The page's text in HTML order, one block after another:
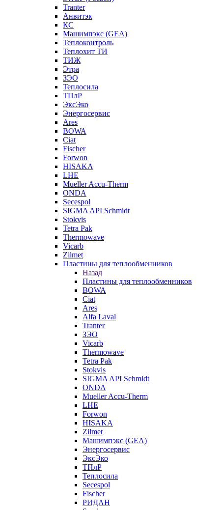
Tranter
Анвитэк
КС
Машимпэкс (GEA)
Теплоконтроль
Теплохит ТИ
ТИЖ
Этра
ЗЭО
Теплосила
ТПлР
ЭксЭко
Энергосервис
Ares
BOWA
Ciat
Fischer
Forwon
HISAKA
LHE
Mueller Accu-Therm
ONDA
Secespol
SIGMA API Schmidt
Stokvis
Tetra Pak
Thermowave
Vicarb
Zilmet
Пластины для теплообменников
Назад
Пластины для теплообменников
BOWA
Ciat
Ares
Alfa Laval
Tranter
ЗЭО
Vicarb
Thermowave
Tetra Pak
Stokvis
SIGMA API Schmidt
ONDA
Mueller Accu-Therm
LHE
Forwon
HISAKA
Zilmet
Машимпэкс (GEA)
Энергосервис
ЭксЭко
ТПлР
Теплосила
Secespol
Fischer
РИДАН